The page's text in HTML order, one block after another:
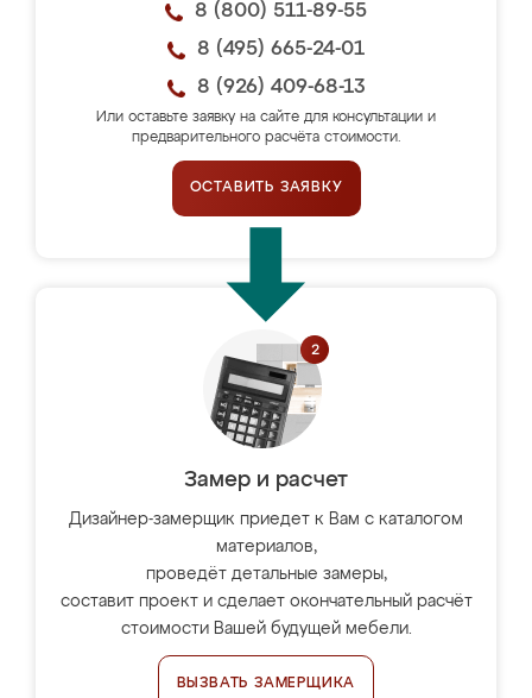
8 (800) 511-89-55
8 (495) 665-24-01
8 (926) 409-68-13
Или оставьте заявку на сайте для консультации и
предварительного расчёта стоимости.
ОСТАВИТЬ ЗАЯВКУ
Замер и расчет
Дизайнер-замерщик приедет к Вам с каталогом
материалов,
проведёт детальные замеры,
составит проект и сделает окончательный расчёт
стоимости Вашей будущей мебели.
ВЫЗВАТЬ ЗАМЕРЩИКА